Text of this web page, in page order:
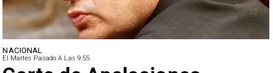
NACIONAL
El Martes Pasado A Las 9:55